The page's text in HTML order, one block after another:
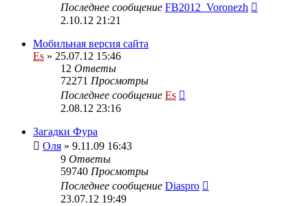
Последнее сообщение FB2012_Voronezh
2.10.12 21:21
Мобильная версия сайта
Es » 25.07.12 15:46
12 Ответы
72271 Просмотры
Последнее сообщение Es
2.08.12 23:16
Загадки Фура
Оля » 9.11.09 16:43
9 Ответы
59740 Просмотры
Последнее сообщение Diaspro
23.07.12 19:49